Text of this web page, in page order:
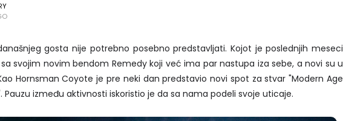
gosta nije potrebno posebno predstavljati. Kojot je poslednjih meseci
svojim novim bendom Remedy koji već ima par nastupa iza sebe, a novi su u
Hornsman Coyote je pre neki dan predstavio novi spot za stvar "Modern Age
Pauzu između aktivnosti iskoristio je da sa nama podeli svoje uticaje.